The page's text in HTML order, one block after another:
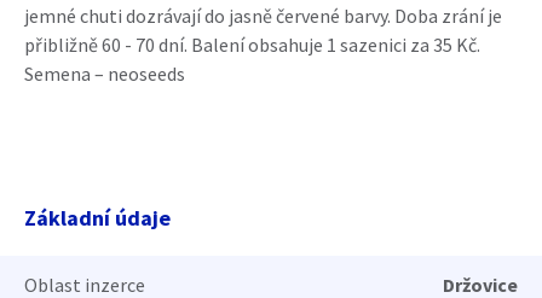
jemné chuti dozrávají do jasně červené barvy. Doba zrání je
přibližně 60 - 70 dní. Balení obsahuje 1 sazenici za 35 Kč.
Semena – neoseeds
Základní údaje
Oblast inzerce Držovice